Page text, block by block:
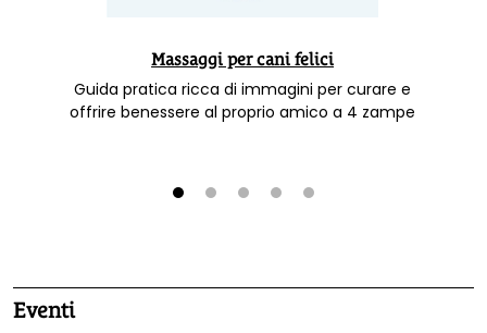
Massaggi per cani felici
Guida pratica ricca di immagini per curare e
offrire benessere al proprio amico a 4 zampe
Eventi